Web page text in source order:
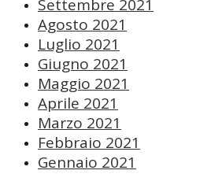
Settembre 2021
Agosto 2021
Luglio 2021
Giugno 2021
Maggio 2021
Aprile 2021
Marzo 2021
Febbraio 2021
Gennaio 2021